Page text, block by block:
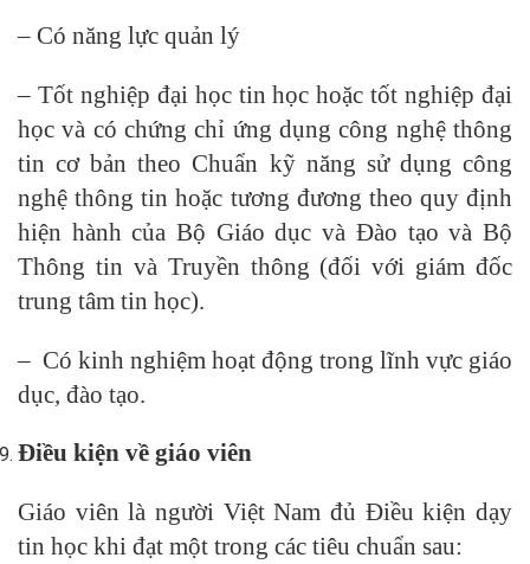
– Có năng lực quản lý
– Tốt nghiệp đại học tin học hoặc tốt nghiệp đại
học và có chứng chỉ ứng dụng công nghệ thông
tin cơ bản theo Chuẩn kỹ năng sử dụng công
nghệ thông tin hoặc tương đương theo quy định
hiện hành của Bộ Giáo dục và Đào tạo và Bộ
Thông tin và Truyền thông (đối với giám đốc
trung tâm tin học).
– Có kinh nghiệm hoạt động trong lĩnh vực giáo
dục, đào tạo.
Điều kiện về giáo viên
Giáo viên là người Việt Nam đủ Điều kiện dạy
tin học khi đạt một trong các tiêu chuẩn sau: